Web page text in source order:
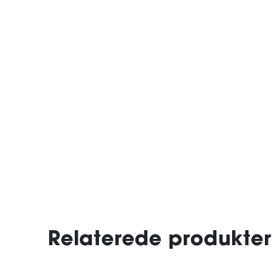
Relaterede produkter